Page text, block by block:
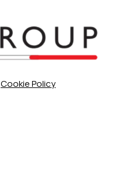
Cookie Policy